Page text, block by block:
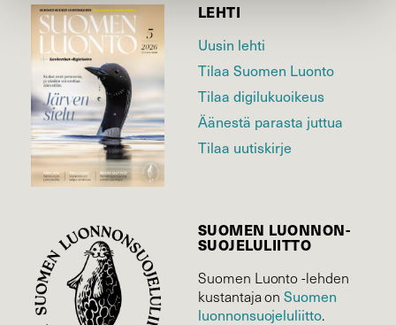
LEHTI
Uusin lehti
Tilaa Suomen Luonto
Tilaa digilukuoikeus
Äänestä parasta juttua
Tilaa uutiskirje
SUOMEN LUONNON­
SUOJELU­LIITTO
Suomen Luonto -lehden
kustantaja onSuomen
luonnonsuojelu­liitto.